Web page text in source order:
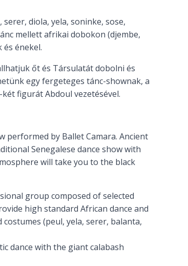
diola, yela, soninke, sose,
mellett afrikai dobokon (djembe,
énekel.
őt és Társulatát dobolni és
egy fergeteges tánc-shownak, a
figurát Abdoul vezetésével.
performed by Ballet Camara. Ancient
Senegalese dance show with
will take you to the black
group composed of selected
high standard African dance and
(peul, yela, serer, balanta,
dance with the giant calabash